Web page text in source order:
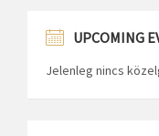
UPCOMING
Jelenleg nincs